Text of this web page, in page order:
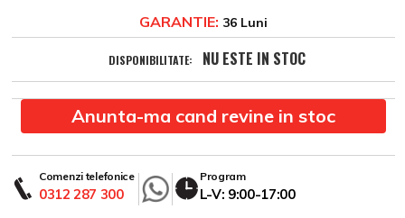
GARANTIE: 36 Luni
DISPONIBILITATE: NU ESTE IN STOC
Anunta-ma cand revine in stoc
Comenzi telefonice
0312 287 300
Program
L-V: 9:00-17:00